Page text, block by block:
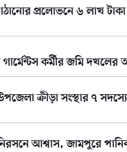
প্রলোভনে ৬ লাখ
কর্মীর জমি
ক্রীড়া সংস্থার ৭
আশ্বাস, জামপুরে